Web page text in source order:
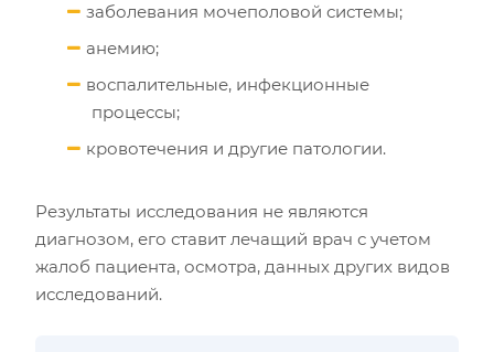
заболевания мочеполовой системы;
анемию;
воспалительные, инфекционные
процессы;
кровотечения и другие патологии.
Результаты исследования не являются
диагнозом, его ставит лечащий врач с учетом
жалоб пациента, осмотра, данных других видов
исследований.